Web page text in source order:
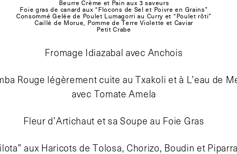
Beurre Crème et Pain aux 3 saveurs
Foie gras de canard aux “Flocons de Sel et Poivre en Grains”
Consommé Gelée de Poulet Lumagorri au Curry et “Poulet rôti”
Caillé de Morue, Pomme de Terre Violette et Caviar
Petit Crabe
Fromage Idiazabal avec Anchois
Rouge légèrement cuite au Txakoli et à L’eau de
avec Tomate Amela
Fleur d’Artichaut et sa Soupe au Foie Gras
aux Haricots de Tolosa, Chorizo, Boudin et Piparra